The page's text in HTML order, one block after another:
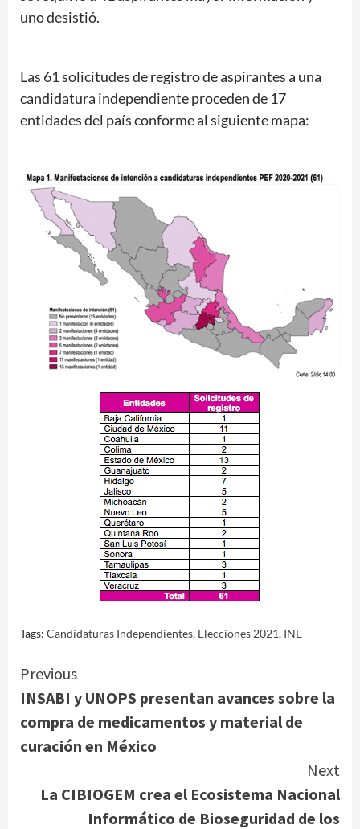
uno desistió.
Las 61 solicitudes de registro de aspirantes a una
candidatura independiente proceden de 17
entidades del país conforme al siguiente mapa:
Tags: Candidaturas Independientes, Elecciones 2021, INE
Continue
Reading
Previous
INSABI y UNOPS presentan avances sobre la
compra de medicamentos y material de
curación en México
Next
La CIBIOGEM crea el Ecosistema Nacional
Informático de Bioseguridad de los